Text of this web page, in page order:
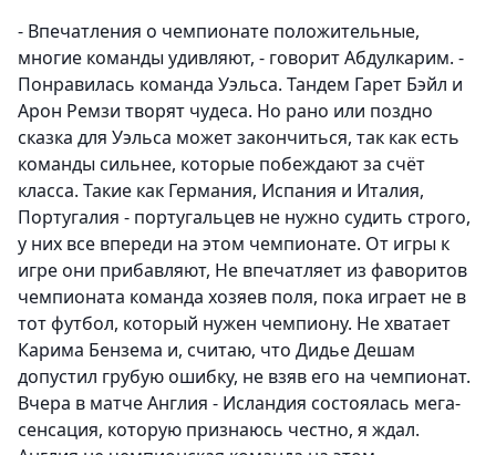
- Впечатления о чемпионате положительные,
многие команды удивляют, - говорит Абдулкарим. -
Понравилась команда Уэльса. Тандем Гарет Бэйл и
Арон Ремзи творят чудеса. Но рано или поздно
сказка для Уэльса может закончиться, так как есть
команды сильнее, которые побеждают за счёт
класса. Такие как Германия, Испания и Италия,
Португалия - португальцев не нужно судить строго,
у них все впереди на этом чемпионате. От игры к
игре они прибавляют, Не впечатляет из фаворитов
чемпионата команда хозяев поля, пока играет не в
тот футбол, который нужен чемпиону. Не хватает
Карима Бензема и, считаю, что Дидье Дешам
допустил грубую ошибку, не взяв его на чемпионат.
Вчера в матче Англия - Исландия состоялась мега-
сенсация, которую признаюсь честно, я ждал.